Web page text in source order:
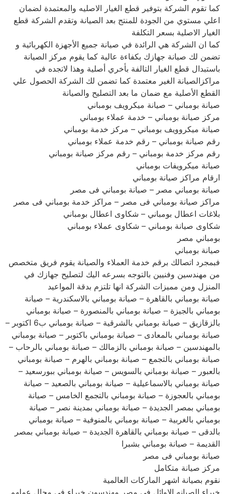
كما تقوم الشركة بتوفير قطع الغيار الاصليه والمعتمدة لضمان
اعلي مستوي من الجودة للمنتج بعد الصيانة وتقدم الشركة قطع
الغيار الاصلية بسعر التكلفة
كما ان الشركة هي الرائدة في صيانة جميع الأجهزة الكهربائية و
تضمن لك صيانة جهازك بكفاءة عالية كما يقوم مركز الصيانة
باستبدال قطع الغيار التالفة بأخري أصلية وهذا لاتجده في
مراكزالصيانة الغير معتمدة كما تضمن لك الشركة الحصول علي
القطع الأصلية مع ضمان ما بعد التصليح والصيانة
صيانة بومباني – صيانة ميكرويف بومباني
مركز صيانة بومباني – خدمة عملاء بومباني
صيانة ميكروويف بومباني – مركز خدمة بومباني
رقم صيانة بومباني – رقم خدمة عملاء بومباني
رقم مركز خدمة بومباني – رقم مركز صيانة بومباني
صيانة ميكرويفات بومباني
ارقام مراكز صيانة بومباني
صيانة بومباني مصر – صيانة بومباني فى مصر
مراكز صيانة بومباني فى مصر – مراكز خدمة بومباني فى مصر
بلاغات اعطال بومباني – شكاوى اعطال بومباني
شكاوى صيانة بومباني – شكاوى عملاء بومباني
بومباني مصر
صيانة بومباني
فبمجرد اتصالك برقم خدمة العملاء والصيانة يقوم فريق متخصص
من مهندسين وفنيين بالتوجه بسرعه اليك لتصليح جهازك في
المنزل ومن مميزات الشركة انها تلتزم بدقة المواعيد
صيانة بومباني بالقاهرة – صيانة بومباني بالاسكندرية – صيانة
بومباني بالجيزة – صيانة بومباني بالمنصورة – صيانة بومباني
بالزقازيق – صيانة بومباني بالشرقية – صيانة بومباني ب6 اكتوبر –
صيانة بومباني بالمعادى – صيانة بومباني باكتوبر – صيانة بومباني
بالمهندسين – صيانة بومباني بالزمالك – صيانة بومباني بالرحاب –
صيانة بومباني بالتجمع – صيانة بومباني بالهرم – صيانة بومباني
بالعبور – صيانة بومباني بالسويس – صيانة بومباني ببورسعيد –
صيانة بومباني بالاسماعيلية – صيانة بومباني بالصعيد – صيانة
بومباني بالعجوزة – صيانة بومباني بالتجمع الخامس – صيانة
بومباني بمصر الجديدة – صيانة بومباني بمدينة نصر – صيانة
بومباني بالغربية – صيانة بومباني بالمنوفية – صيانة بومباني
بالدقى – صيانة بومباني بالقاهرة الجديدة – صيانة بومباني بمصر
القديمة – صيانة بومباني بشبرا
صيانة بومباني فى مصر
مركز صيانة متكامل
نقوم بصيانة اشهر الماركات العالمية